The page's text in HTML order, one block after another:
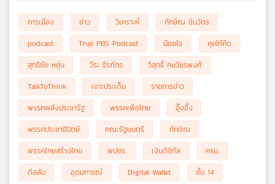
การเมือง ข่าว วิเคราะห์
ทักษิณ ชินวัตร
podcast
Thai PBS Podcast น้อยใจ
คุยให้คิด
สุทธิชัย หยุ่น
วีระ ธีรภัทร
วิสุทธิ์ คมวัชรพงศ์
TalkToThink
เจาะประเด็น
รายการข่าว
พรรคพลังประชารัฐ
พรรคเพื่อไทย
อุ๊งอิ๊ง
พรรคประชาธิปัตย์
คณะรัฐมนตรี
ทักษิณ
พรรคไทยสร้างไทย
พปชร. เงินดิจิทัล
ครม.
ดีลลับ
อุดมการณ์ Digital Wallet
ชั้น 14